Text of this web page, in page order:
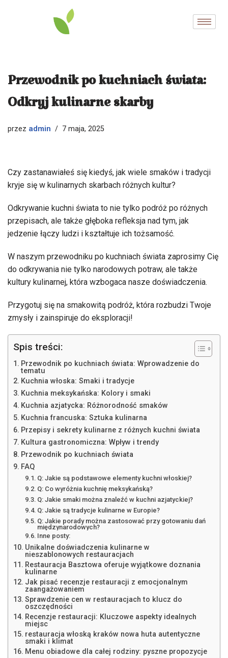
Przewodnik po kuchniach świata:
Odkryj kulinarne skarby
przez admin 7 maja, 2025
Czy zastanawiałeś się kiedyś, jak wiele smaków i tradycji
kryje się w kulinarnych skarbach różnych kultur?
Odkrywanie kuchni świata to nie tylko podróż po różnych
przepisach, ale także głęboka refleksja nad tym, jak
jedzenie łączy ludzi i kształtuje ich tożsamość.
W naszym przewodniku po kuchniach świata zaprosimy Cię
do odkrywania nie tylko narodowych potraw, ale także
kultury kulinarnej, która wzbogaca nasze doświadczenia.
Przygotuj się na smakowitą podróż, która rozbudzi Twoje
zmysły i zainspiruje do eksploracji!
Spis treści:
Przewodnik po kuchniach świata: Wprowadzenie do
tematu
Kuchnia włoska: Smaki i tradycje
Kuchnia meksykańska: Kolory i smaki
Kuchnia azjatycka: Różnorodność smaków
Kuchnia francuska: Sztuka kulinarna
Przepisy i sekrety kulinarne z różnych kuchni świata
Kultura gastronomiczna: Wpływ i trendy
Przewodnik po kuchniach świata
FAQ
Q: Jakie są podstawowe elementy kuchni włoskiej?
Q: Co wyróżnia kuchnię meksykańską?
Q: Jakie smaki można znaleźć w kuchni azjatyckiej?
Q: Jakie są tradycje kulinarne w Europie?
Q: Jakie porady można zastosować przy gotowaniu dań
międzynarodowych?
Inne posty:
Unikalne doświadczenia kulinarne w
nieszablonowych restauracjach
Restauracja Basztowa oferuje wyjątkowe doznania
kulinarne
Jak pisać recenzje restauracji z emocjonalnym
zaangażowaniem
Sprawdzenie cen w restauracjach to klucz do
oszczędności
Recenzje restauracji: Kluczowe aspekty idealnych
miejsc
restauracja włoską kraków nowa huta autentyczne
smaki i klimat
Menu obiadowe dla całej rodziny: pyszne propozycje